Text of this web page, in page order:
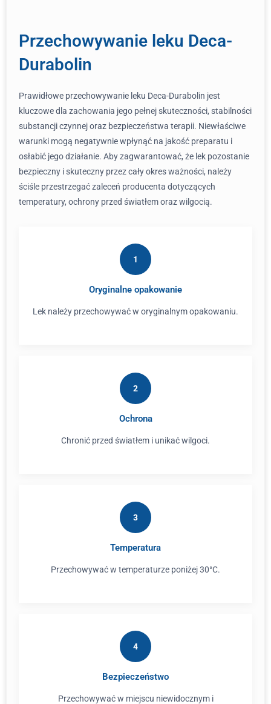
Przechowywanie leku Deca-
Durabolin
Prawidłowe przechowywanie leku Deca-Durabolin jest
kluczowe dla zachowania jego pełnej skuteczności, stabilności
substancji czynnej oraz bezpieczeństwa terapii. Niewłaściwe
warunki mogą negatywnie wpłynąć na jakość preparatu i
osłabić jego działanie. Aby zagwarantować, że lek pozostanie
bezpieczny i skuteczny przez cały okres ważności, należy
ściśle przestrzegać zaleceń producenta dotyczących
temperatury, ochrony przed światłem oraz wilgocią.
1
Oryginalne opakowanie
Lek należy przechowywać w oryginalnym opakowaniu.
2
Ochrona
Chronić przed światłem i unikać wilgoci.
3
Temperatura
Przechowywać w temperaturze poniżej 30°C.
4
Bezpieczeństwo
Przechowywać w miejscu niewidocznym i